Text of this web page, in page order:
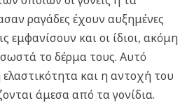
ραγάδες έχουν αυξημένες
εμφανίσουν και οι ίδιοι, ακόμη
το δέρμα τους. Αυτό
ελαστικότητα και η αντοχή του
άμεσα από τα γονίδια.